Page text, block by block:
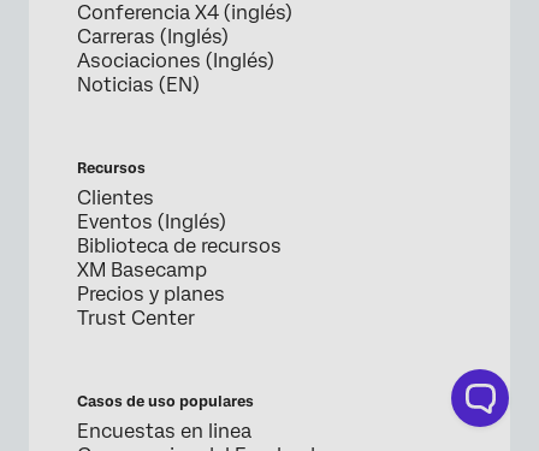
Conferencia X4 (inglés)
Carreras (Inglés)
Asociaciones (Inglés)
Noticias (EN)
Recursos
Clientes
Eventos (Inglés)
Biblioteca de recursos
XM Basecamp
Precios y planes
Trust Center
Casos de uso populares
Encuestas en linea